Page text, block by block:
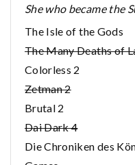
She who became the
The Isle of the Gods
The Many Deaths of
Colorless 2
Zetman 2
Brutal 2
Dai Dark 4
Die Chroniken des